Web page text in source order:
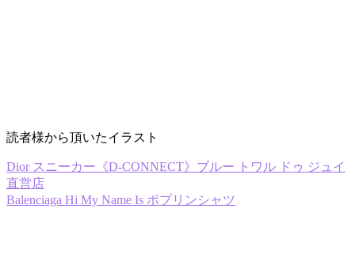
読者様から頂いたイラスト
Dior スニーカー《D-CONNECT》ブルー トワル ドゥ ジュイ
直営店
Balenciaga Hi My Name Is ポプリンシャツ